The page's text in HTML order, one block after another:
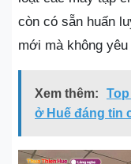
còn có sẵn huấn
mới mà không
Xem thêm:
ở Huế đáng tin